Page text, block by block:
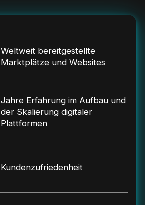
Weltweit bereitgestellte
Marktplätze und Websites
Jahre Erfahrung im Aufbau und
der Skalierung digitaler
Plattformen
Kundenzufriedenheit